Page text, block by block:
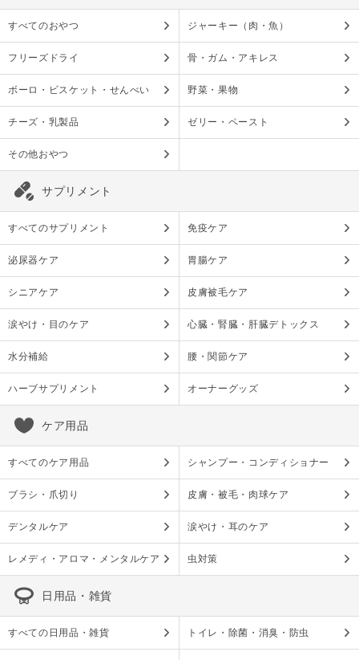
すべてのおやつ ジャーキー（肉・魚）
フリーズドライ 骨・ガム・アキレス
ボーロ・ビスケット・せんべい 野菜・果物
チーズ・乳製品 ゼリー・ペースト
その他おやつ
サプリメント
すべてのサプリメント 免疫ケア
泌尿器ケア 胃腸ケア
シニアケア 皮膚被毛ケア
涙やけ・目のケア 心臓・腎臓・肝臓デトックス
水分補給 腰・関節ケア
ハーブサプリメント オーナーグッズ
ケア用品
すべてのケア用品 シャンプー・コンディショナー
ブラシ・爪切り 皮膚・被毛・肉球ケア
デンタルケア 涙やけ・耳のケア
レメディ・アロマ・メンタルケア 虫対策
日用品・雑貨
すべての日用品・雑貨 トイレ・除菌・消臭・防虫